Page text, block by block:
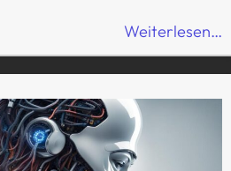
Weiterlesen…